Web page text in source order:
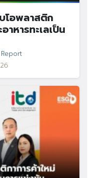
โอพลาสติก
หารทะเลเป็น
Report